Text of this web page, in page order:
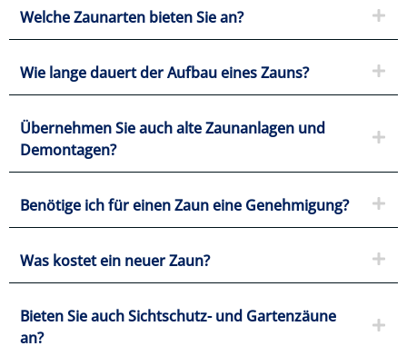
Welche Zaunarten bieten Sie an?
Wie lange dauert der Aufbau eines Zauns?
Übernehmen Sie auch alte Zaunanlagen und
Demontagen?
Benötige ich für einen Zaun eine Genehmigung?
Was kostet ein neuer Zaun?
Bieten Sie auch Sichtschutz- und Gartenzäune
an?